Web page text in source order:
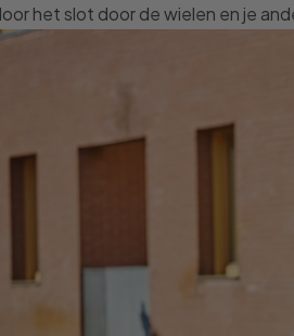
het slot door de wielen en je